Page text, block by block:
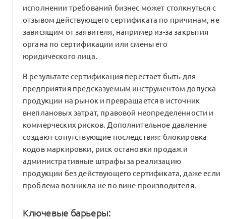
исполнении требований бизнес может столкнуться с
отзывом действующего сертификата по причинам, не
зависящим от заявителя, например из-за закрытия
органа по сертификации или смены его
юридического лица.
В результате сертификация перестает быть для
предприятия предсказуемым инструментом допуска
продукции на рынок и превращается в источник
внеплановых затрат, правовой неопределенности и
коммерческих рисков. Дополнительное давление
создают сопутствующие последствия: блокировка
кодов маркировки, риск остановки продаж и
административные штрафы за реализацию
продукции без действующего сертификата, даже если
проблема возникла не по вине производителя.
Ключевые барьеры: